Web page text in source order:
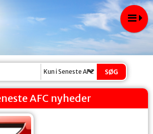
Kun i Seneste AFC nyheder
AFC nyheder